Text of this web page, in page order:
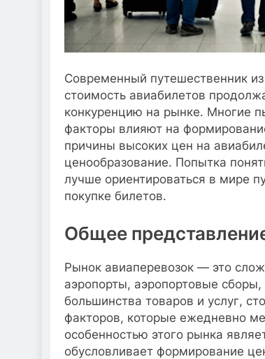
Современный путешественник
стоимость авиабилетов
конкуренцию на рынке. Многие
факторы влияют на
причины высоких цен на
ценообразование. Попытка
лучше ориентироваться в мире
покупке билетов.
Общее
Рынок авиаперевозок — это
аэропорты, аэропортовые
большинства товаров и услуг,
факторов, которые ежедневно
особенностью этого рынка
обусловливает формирование